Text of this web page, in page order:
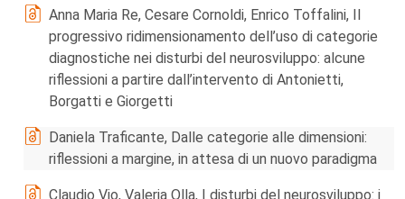
Anna Maria Re, Cesare Cornoldi, Enrico Toffalini, Il
progressivo ridimensionamento dell’uso di categorie
diagnostiche nei disturbi del neurosviluppo: alcune
riflessioni a partire dall’intervento di Antonietti,
Borgatti e Giorgetti
Daniela Traficante, Dalle categorie alle dimensioni:
riflessioni a margine, in attesa di un nuovo paradigma
Claudio Vio, Valeria Olla, I disturbi del neurosviluppo: i